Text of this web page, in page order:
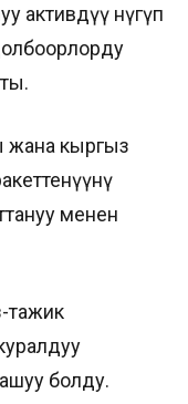
активдүү өнүгүп
жана кыргыз
менен
тажик
болду.